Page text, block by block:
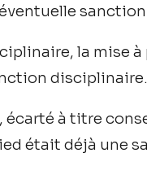
la mise
disciplinaire.
écarté à titre
était déjà une